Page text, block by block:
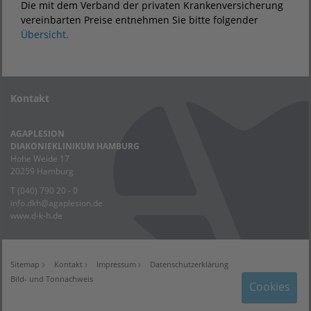
Die mit dem Verband der privaten Krankenversicherung
vereinbarten Preise entnehmen Sie bitte folgender
Übersicht.
Kontakt
AGAPLESION
DIAKONIEKLINIKUM HAMBURG
Hohe Weide 17
20259 Hamburg
T (040) 790 20 - 0
info.dkh@agaplesion.de
www.d-k-h.de
Sitemap Kontakt Impressum
Datenschutzerklärung
Bild- und Tonnachweis
Cookies